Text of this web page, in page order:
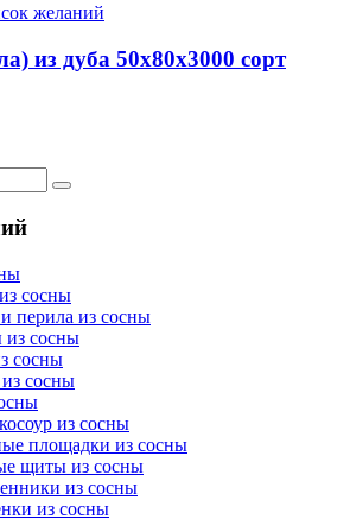
желаний
из дуба 50x80x3000 сорт
сосны
перила из сосны
из сосны
сосны
сосны
из сосны
площадки из сосны
щиты из сосны
из сосны
из сосны